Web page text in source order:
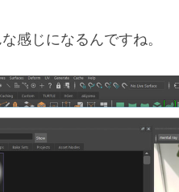
感じになるんですね。